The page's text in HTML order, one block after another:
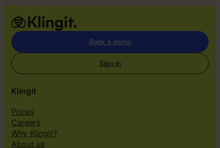
s
Book a demo
Sign in
Klingit
Prices
Careers
Why Klingit?
About us